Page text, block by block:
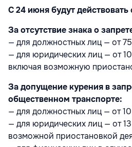
С 24 июня будут
За отсутствие знака о
— для должностных лиц — от
— для юридических лиц — от
включая возможную
За допущение курения в
общественном транспорте:
— для должностных лиц — от
— для юридических лиц — от
возможной приостановкой